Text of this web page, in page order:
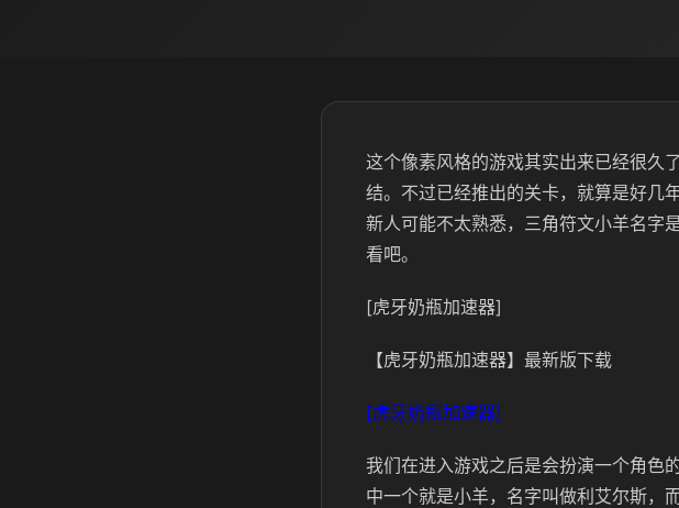
这个像素风格的游戏其实出来已经很久
结。不过已经推出的关卡，就算是好几
新人可能不太熟悉，三角符文小羊名字
看吧。
[虎牙奶瓶加速器]
【虎牙奶瓶加速器】最新版下载
[虎牙奶瓶加速器]
我们在进入游戏之后是会扮演一个角色
中一个就是小羊，名字叫做利艾尔斯，